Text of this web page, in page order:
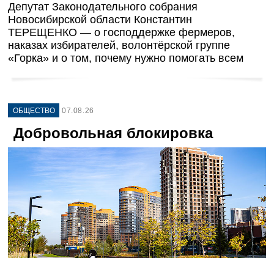
Депутат Законодательного собрания
Новосибирской области Константин
ТЕРЕЩЕНКО — о господдержке фермеров,
наказах избирателей, волонтёрской группе
«Горка» и о том, почему нужно помогать всем
ОБЩЕСТВО 07.08.26
Добровольная блокировка